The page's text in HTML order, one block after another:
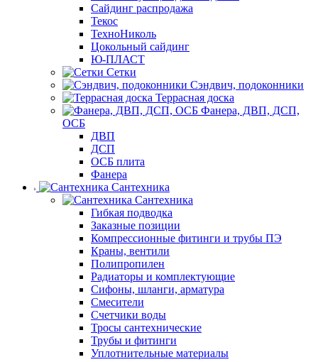
Сайдинг распродажа
Текос
ТехноНиколь
Цокольный сайдинг
Ю-ПЛАСТ
Сетки
Сэндвич, подоконники
Террасная доска
Фанера, ДВП, ДСП,
ОСБ
ДВП
ДСП
ОСБ плита
Фанера
Сантехника
Сантехника
Гибкая подводка
Заказные позиции
Компрессионные фитинги и трубы ПЭ
Краны, вентили
Полипропилен
Радиаторы и комплектующие
Сифоны, шланги, арматура
Смесители
Счетчики воды
Тросы сантехнические
Трубы и фитинги
Уплотнительные материалы